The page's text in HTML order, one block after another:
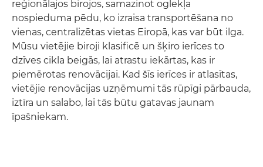
reģionālajos birojos, samazinot oglekļa
nospieduma pēdu, ko izraisa transportēšana no
vienas, centralizētas vietas Eiropā, kas var būt ilga.
Mūsu vietējie biroji klasificē un šķiro ierīces to
dzīves cikla beigās, lai atrastu iekārtas, kas ir
piemērotas renovācijai. Kad šīs ierīces ir atlasītas,
vietējie renovācijas uzņēmumi tās rūpīgi pārbauda,
iztīra un salabo, lai tās būtu gatavas jaunam
īpašniekam.